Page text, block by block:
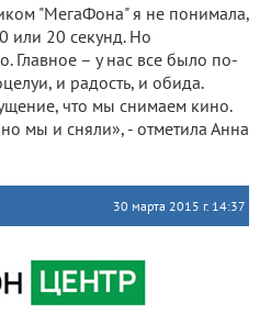
"МегаФона" я не понимала,
или 20 секунд. Но
Главное – у нас все было по-
и радость, и обида.
что мы снимаем кино.
мы и сняли», - отметила Анна
30 марта 2015 г. 14:37